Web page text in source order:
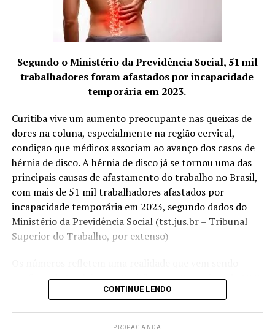
tratadas com estimulações menos vigorosas e pouco
demoradas, ao passo que condições de vazio ou
deficiência pedem manobras de entrada e retirada (não
se retira totalmente a agulha, apenas se dá pequenos
solavancos para cima e para baixo), fricção (na parte
áspera da agulha), giros de um lado para outro ou
É costume também utilizar um “mandril” para inserir as
agulhas. Trata-se de um pequeno tubo plástico
descartável dentro do qual corre a agulha. A leve
pressão da ponta do mandril sobre a pele ajuda a reduzir
a dor da entrada, mas acupunturistas muito experientes
muitas vezes optam por inserir a agulha em um
movimento rápido à mão livre até a profundidade
o quanto se conseguirá inserir da agulha no primeiro
movimento).
Segundo o Ministério da Previdência Social, 51 mil
trabalhadores foram afastados por incapacidade
temporária em 2023.
Curitiba vive um aumento preocupante nas queixas de
dores na coluna, especialmente na região cervical,
condição que médicos associam ao avanço dos casos de
hérnia de disco. A hérnia de disco já se tornou uma das
principais causas de afastamento do trabalho no Brasil,
com mais de 51 mil trabalhadores afastados por
incapacidade temporária em 2023, segundo dados do
Ministério da Previdência Social (tst.jus.br – Tribunal
Superior do Trabalho, por extenso)
confirmada também em Curitiba e no Paraná, onde 10,7
mil trabalhadores foram afastados no segundo semestre
destaque para a hérnia de disco entre as causas mais
CONTINUE LENDO
PROPAGANDA